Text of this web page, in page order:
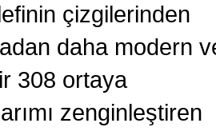
çizgilerinden
daha modern
308 ortaya
zenginleştiren